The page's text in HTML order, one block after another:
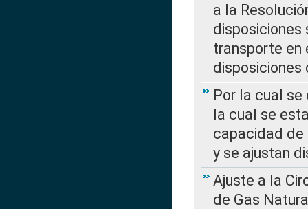
a la
disposiciones
transporte en
disposiciones
Por la cual se
la cual se
capacidad de
y se ajustan
Ajuste a la
de Gas